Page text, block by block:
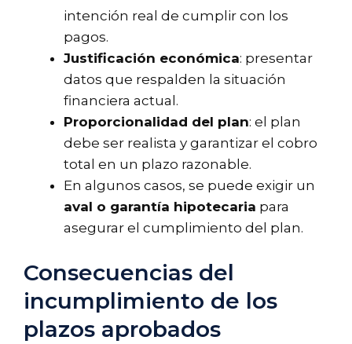
intención real de cumplir con los
pagos.
Justificación económica: presentar
datos que respalden la situación
financiera actual.
Proporcionalidad del plan: el plan
debe ser realista y garantizar el cobro
total en un plazo razonable.
En algunos casos, se puede exigir un
aval o garantía hipotecaria para
asegurar el cumplimiento del plan.
Consecuencias del
incumplimiento de los
plazos aprobados